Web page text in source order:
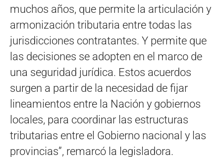
muchos años, que permite la articulación y
armonización tributaria entre todas las
jurisdicciones contratantes. Y permite que
las decisiones se adopten en el marco de
una seguridad jurídica. Estos acuerdos
surgen a partir de la necesidad de fijar
lineamientos entre la Nación y gobiernos
locales, para coordinar las estructuras
tributarias entre el Gobierno nacional y las
provincias”, remarcó la legisladora.